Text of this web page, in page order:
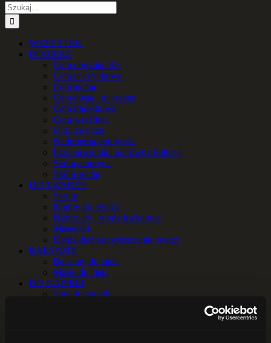
Szukaj
WSZYSTKO
DOBIERZ
Cera dojrzała 40+
Cera naczynkowa
Cera sucha
Cera tłusta i mieszana
Cera trądzikowa
Cera wrażliwa
Okolice oczu
Nadmierna potliwość
Przebarwienia i nierówny koloryt
Skóra atopowa
Skóra sucha
DO TWARZY
Serum
Kremy do twarzy
Hydrolaty i wody kwiatowe
Maseczki
Demakijaż i oczyszczanie twarzy
BALSAMY
Balsamy do ciała
Masła do ciała
DO KĄPIELI
Sole do kąpieli